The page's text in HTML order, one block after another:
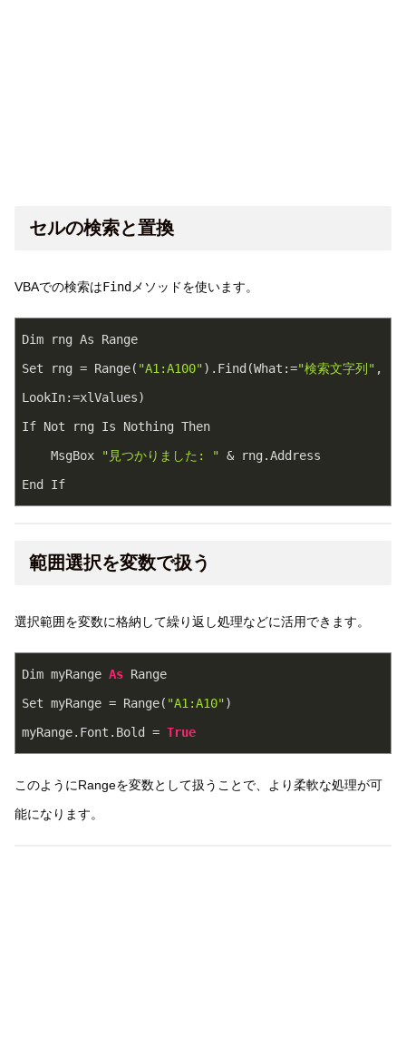
セルの検索と置換
VBAでの検索はFind メソッドを使います。
Dim rng As Range
Set rng = Range( "A1:A100").Find(What:="検索文字列" ,
LookIn:=xlValues)
If Not rng Is Nothing Then
    MsgBox
"見つかりました: " & rng.Address
End If
範囲選択を変数で扱う
選択範囲を変数に格納して繰り返し処理などに活用できます。
Dim myRange As Range
Set myRange = Range( "A1:A10")
myRange.Font.Bold = True
このようにRangeを変数として扱うことで、より柔軟な処理が可
能になります。